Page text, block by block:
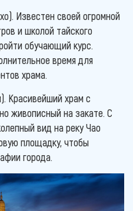
Известен своей огромной
и школой тайского
обучающий курс.
время для
храма.
Красивейший храм с
живописный на закате. С
вид на реку Чао
площадку, чтобы
города.